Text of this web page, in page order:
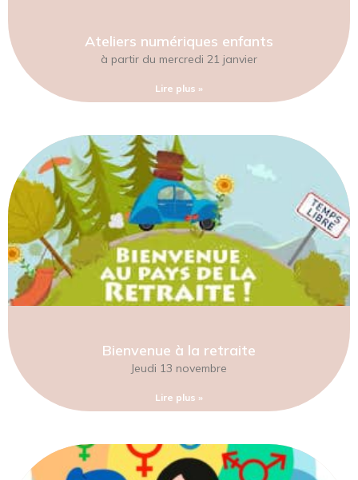
Ateliers numériques enfants
à partir du mercredi 21 janvier
Lire plus »
Bienvenue à la retraite
Jeudi 13 novembre
Lire plus »